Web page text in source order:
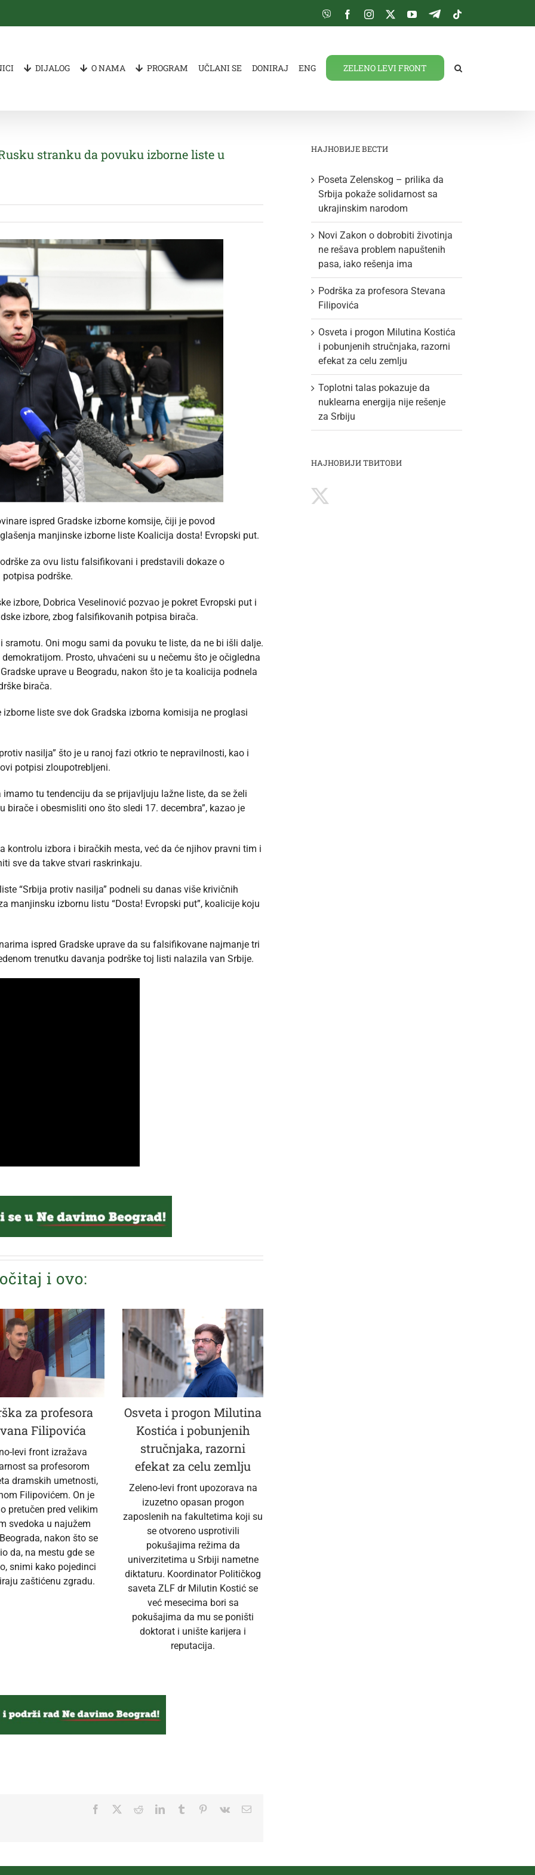
Viber FacebookInstagram
TwitterYouTube
Telegram
DIJALOG O NAMA PROGRAM UČLANI SE DONIRAJ ENG ZELENO LEVI FRONT
stranku da povuku izborne liste u
ispred Gradske izborne komsije, čiji je povod
manjinske izborne liste Koalicija dosta! Evropski put.
za ovu listu falsifikovani i predstavili dokaze o
podrške.
izbore, Dobrica Veselinović pozvao je pokret Evropski put i
izbore, zbog falsifikovanih potpisa birača.
Oni mogu sami da povuku te liste, da ne bi išli dalje.
Prosto, uhvaćeni su u nečemu što je očigledna
uprave u Beogradu, nakon što je ta koalicija podnela
birača.
liste sve dok Gradska izborna komisija ne proglasi
nasilja” što je u ranoj fazi otkrio te nepravilnosti, kao i
potpisi zloupotrebljeni.
tu tendenciju da se prijavljuju lažne liste, da se želi
i obesmisliti ono što sledi 17. decembra”, kazao je
kontrolu izbora i biračkih mesta, već da će njihov pravni tim i
sve da takve stvari raskrinkaju.
“Srbija protiv nasilja” podneli su danas više krivičnih
manjinsku izbornu listu “Dosta! Evropski put”, koalicije koju
ispred Gradske uprave da su falsifikovane najmanje tri
trenutku davanja podrške toj listi nalazila van Srbije.
i ovo:
za profesora
Filipovića
levi front izražava
sa profesorom
dramskih umetnosti,
Filipovićem. On je
pretučen pred velikim
svedoka u najužem
nakon što se
da, na mestu gde se
snimi kako pojedinci
zaštićenu zgradu.
Osveta i progon Milutina
Kostića i pobunjenih
stručnjaka, razorni
efekat za celu zemlju
Zeleno-levi front upozorava na
izuzetno opasan progon
zaposlenih na fakultetima koji su
se otvoreno usprotivili
pokušajima režima da
univerzitetima u Srbiji nametne
diktaturu. Koordinator Političkog
saveta ZLF dr Milutin Kostić se
već mesecima bori sa
pokušajima da mu se poništi
doktorat i unište karijera i
reputacija.
Facebook
TwitterRedditLinkedInTumblr Pinterest
Vk Email
НАЈНОВИЈЕ ВЕСТИ
Poseta Zelenskog – prilika da
Srbija pokaže solidarnost sa
ukrajinskim narodom
Novi Zakon o dobrobiti životinja
ne rešava problem napuštenih
pasa, iako rešenja ima
Podrška za profesora Stevana
Filipovića
Osveta i progon Milutina Kostića
i pobunjenih stručnjaka, razorni
efekat za celu zemlju
Toplotni talas pokazuje da
nuklearna energija nije rešenje
za Srbiju
НАЈНОВИЈИ ТВИТОВИ